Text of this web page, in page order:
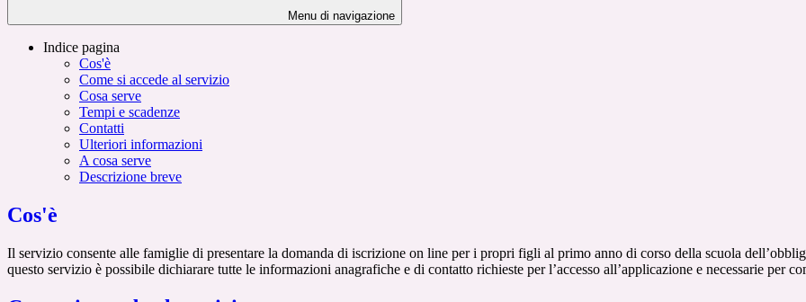
Menu di navigazione
Indice pagina
Cos'è
Come si accede al servizio
Cosa serve
Tempi e scadenze
Contatti
Ulteriori informazioni
A cosa serve
Descrizione breve
Cos'è
Il servizio consente alle famiglie di presentare la domanda di iscrizione on line per i propri figli al primo anno di corso della scuola
questo servizio è possibile dichiarare tutte le informazioni anagrafiche e di contatto richieste per l’accesso all’applicazione e necessarie per